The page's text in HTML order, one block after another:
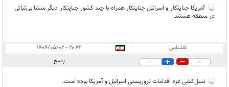
آمریکا جنایتکار و اسرائیل جنایتکار همراه با چند کشور جنایتکار دیگر منشا بی‌ثباتی
در منطقه هستند
ناشناس |
|
۲۰:۴۲ - ۱۴۰۴/۰۵/۰۲
0
0 پاسخ
نسل‌کشی غزه اقدامات تروریستی اسرائیل و آمریکا بوده است.